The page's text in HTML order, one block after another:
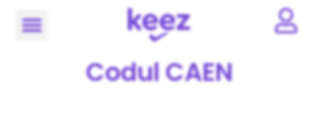
Codul CAEN